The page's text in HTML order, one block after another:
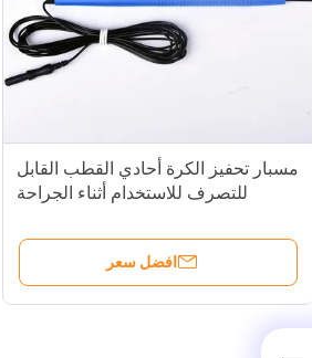
مسبار تحفيز الكرة أحادي القطب القابل
للتصرف للاستخدام أثناء الجراحة
افضل سعر